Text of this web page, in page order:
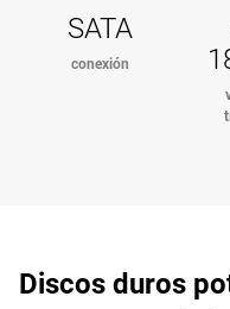
SATA
conexión
Discos duros